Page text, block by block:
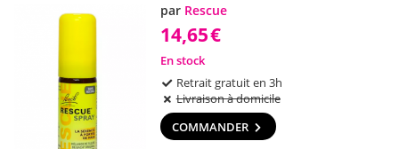
par Rescue
14,65€
En stock
Retrait gratuit en 3h
Livraison à domicile
COMMANDER